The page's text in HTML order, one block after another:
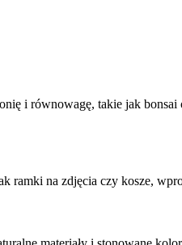
i równowagę, takie jak
ramki na zdjęcia czy kosze,